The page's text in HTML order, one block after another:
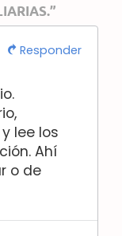
lee los
Ahí
o de
Responder